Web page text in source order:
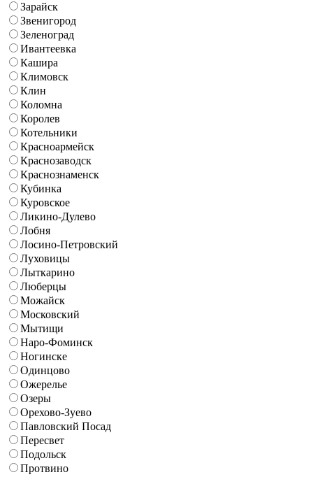
Зарайск
Звенигород
Зеленоград
Ивантеевка
Кашира
Климовск
Клин
Коломна
Королев
Котельники
Красноармейск
Краснозаводск
Краснознаменск
Кубинка
Куровское
Ликино-Дулево
Лобня
Лосино-Петровский
Луховицы
Лыткарино
Люберцы
Можайск
Московский
Мытищи
Наро-Фоминск
Ногинске
Одинцово
Ожерелье
Озеры
Орехово-Зуево
Павловский Посад
Пересвет
Подольск
Протвино